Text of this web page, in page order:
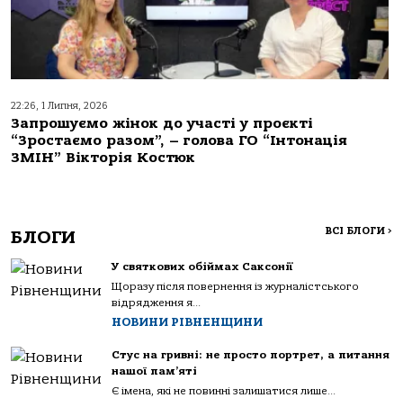
22:26, 1 Липня, 2026
Запрошуємо жінок до участі у проєкті
“Зростаємо разом”, – голова ГО “Інтонація
ЗМІН” Вікторія Костюк
БЛОГИ ВСІ БЛОГИ >
У святкових обіймах Саксонії
Щоразу після повернення із журналістського
відрядження я...
НОВИНИ РІВНЕНЩИНИ
Стус на гривні: не просто портрет, а питання
нашої пам’яті
Є імена, які не повинні залишатися лише...